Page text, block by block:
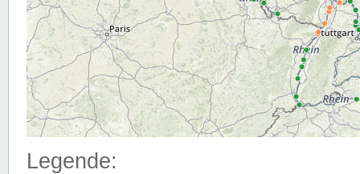
Legende: